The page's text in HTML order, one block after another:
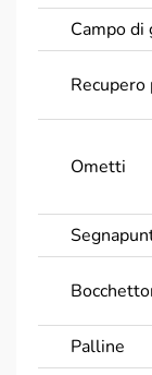
Campo di
Recupero
Ometti
Palline